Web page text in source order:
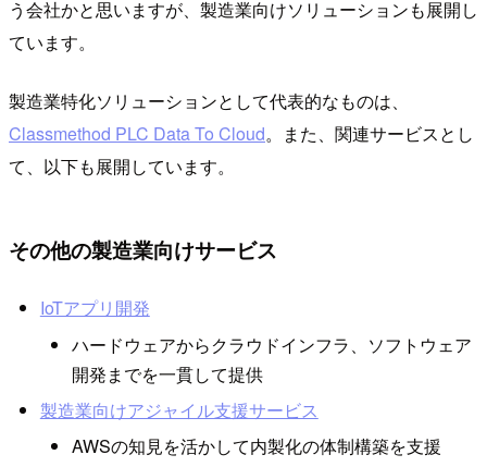
う会社かと思いますが、製造業向けソリューションも展開し
ています。
製造業特化ソリューションとして代表的なものは、
Classmethod PLC Data To Cloud。また、関連サービスとし
て、以下も展開しています。
その他の製造業向けサービス
IoTアプリ開発
ハードウェアからクラウドインフラ、ソフトウェア
開発までを一貫して提供
製造業向けアジャイル支援サービス
AWSの知見を活かして内製化の体制構築を支援